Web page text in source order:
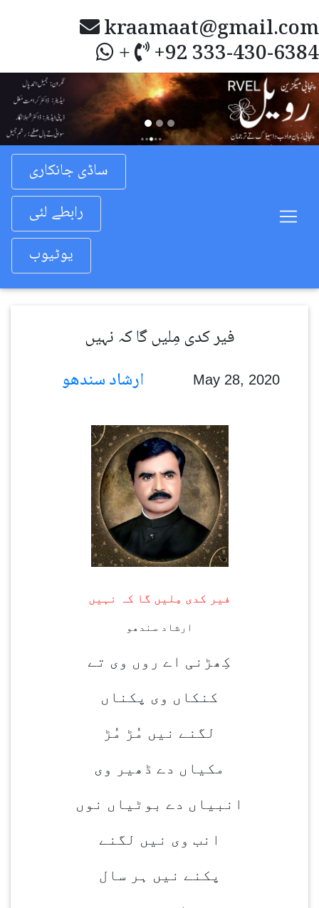
kraamaat@gmail.com
+ +92 333-430-6384
Previous
ساڈی جانکاری
رابطے لئی
یوٹیوب
فیر کدی مِلیں گا کہ نہیں
May 28, 2020
فیر کدی مِلیں گا کہ نہیں
ارشاد سندھو
کِھڑنی اے روں وی تے
کنکاں وی پکناں
لگنے نیں مُڑ مُڑ
مکیاں دے ڈھیر وی
انبیاں دے بوٹیاں نوں
انب وی نیں لگنے
پکنے نیں ہر سال